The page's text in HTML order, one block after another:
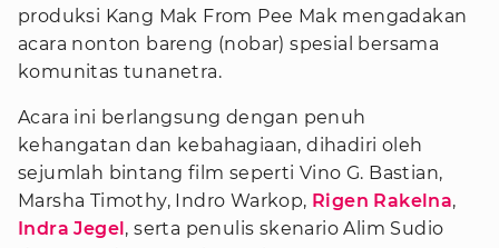
produksi Kang Mak From Pee Mak mengadakan
acara nonton bareng (nobar) spesial bersama
komunitas tunanetra.
Acara ini berlangsung dengan penuh
kehangatan dan kebahagiaan, dihadiri oleh
sejumlah bintang film seperti Vino G. Bastian,
Marsha Timothy, Indro Warkop, Rigen Rakelna,
Indra Jegel, serta penulis skenario Alim Sudio